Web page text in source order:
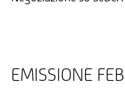
EMISSIONE